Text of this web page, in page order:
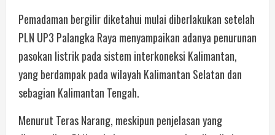
Pemadaman bergilir diketahui mulai diberlakukan setelah
PLN UP3 Palangka Raya menyampaikan adanya penurunan
pasokan listrik pada sistem interkoneksi Kalimantan,
yang berdampak pada wilayah Kalimantan Selatan dan
sebagian Kalimantan Tengah.
Menurut Teras Narang, meskipun penjelasan yang